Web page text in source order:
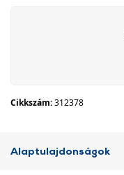
Cikkszám:312378
Alaptulajdonságok